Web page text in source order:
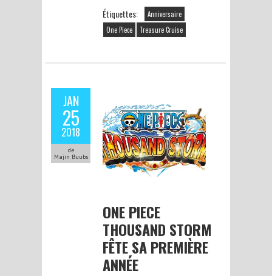
Étiquettes:
Anniversaire
One Piece
Treasure Cruise
JAN
25
2018
de
Majin Buubs
ONE PIECE
THOUSAND STORM
FÊTE SA PREMIÈRE
ANNÉE